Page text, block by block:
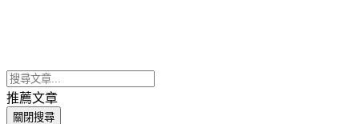
推薦文章
關閉搜尋